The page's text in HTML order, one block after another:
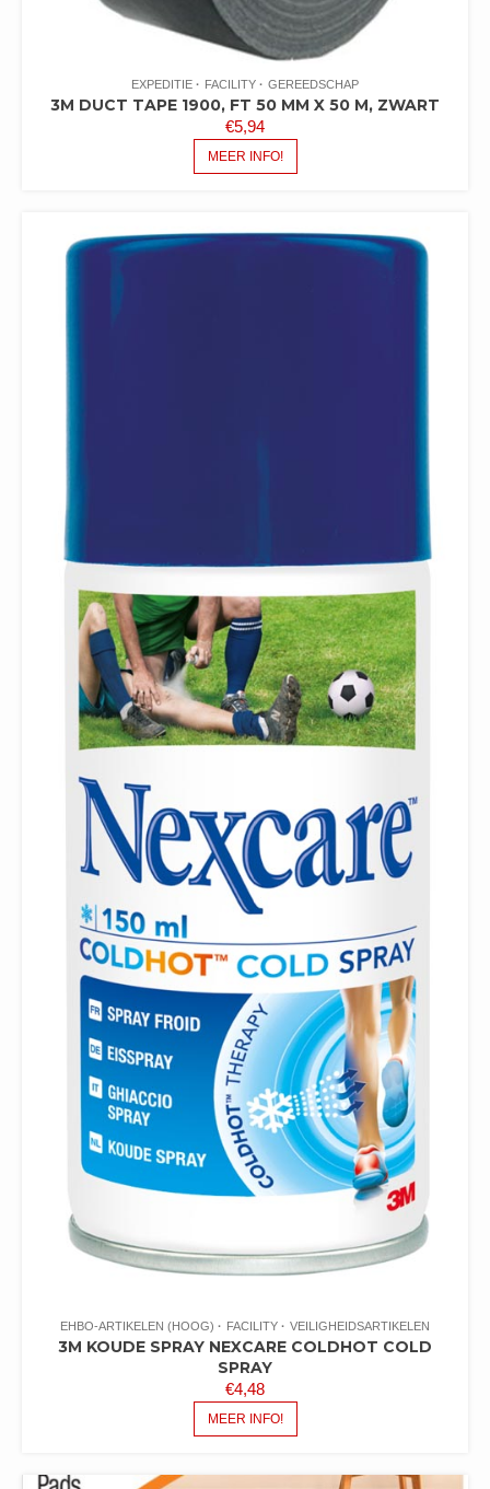
EXPEDITIE FACILITY GEREEDSCHAP
3M DUCT TAPE 1900, FT 50 MM X 50 M, ZWART
€5,94
MEER INFO!
EHBO-ARTIKELEN (HOOG) FACILITY VEILIGHEIDSARTIKELEN
3M KOUDE SPRAY NEXCARE COLDHOT COLD
SPRAY
€4,48
MEER INFO!